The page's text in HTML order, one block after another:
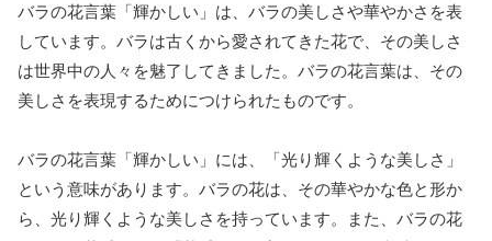
バラの花言葉「輝かしい」は、バラの美しさや華やかさを表
しています。バラは古くから愛されてきた花で、その美しさ
は世界中の人々を魅了してきました。バラの花言葉は、その
美しさを表現するためにつけられたものです。
バラの花言葉「輝かしい」には、「光り輝くような美しさ」
という意味があります。バラの花は、その華やかな色と形か
ら、光り輝くような美しさを持っています。また、バラの花